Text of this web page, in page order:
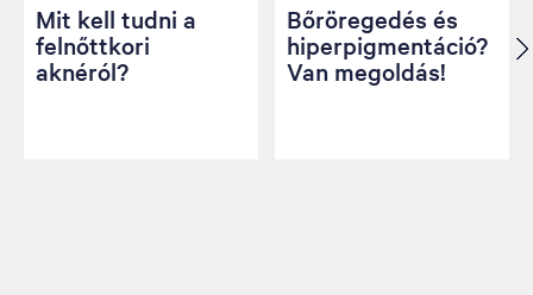
Mit kell tudni a
felnőttkori
aknéról?
Bőröregedés és
hiperpigmentáció?
Van megoldás!